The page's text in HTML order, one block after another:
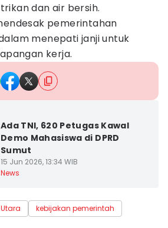
dan air bersih.
pemerintahan
menepati janji untuk
kerja.
Ada TNI, 620 Petugas Kawal
Demo Mahasiswa di DPRD
Sumut
15 Jun 2026, 13:34 WIB
News
kebijakan pemerintah